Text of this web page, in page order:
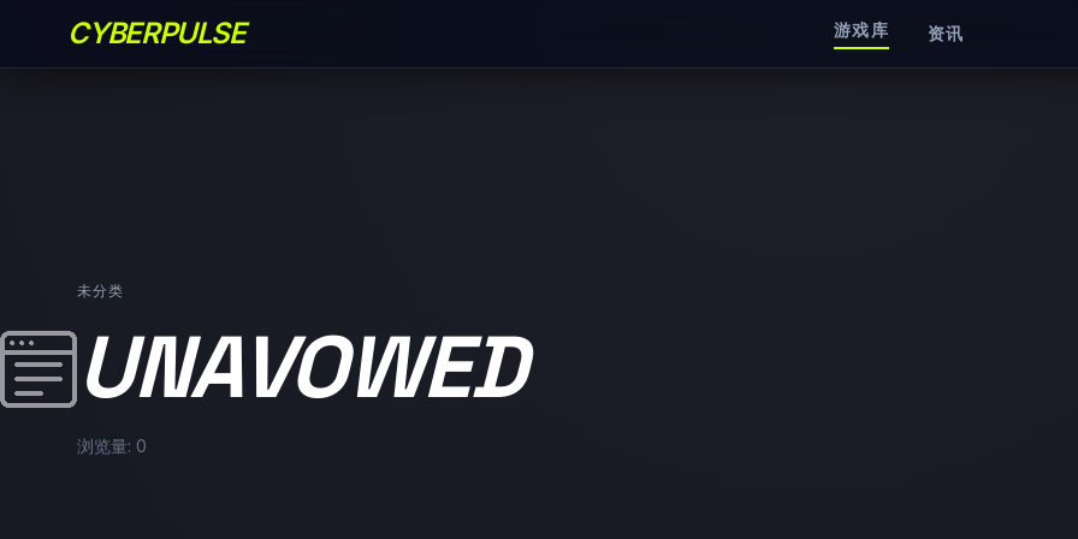
CYBERPULSE 游戏库 资讯
未分类
UNAVOWED
浏览量: 0